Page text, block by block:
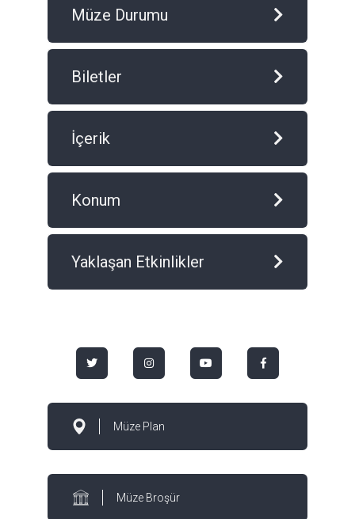
Müze Durumu
Biletler
İçerik
Konum
Yaklaşan Etkinlikler
Müze Plan
Müze Broşür